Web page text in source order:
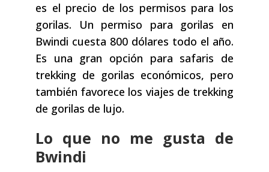
es el precio de los permisos para los
gorilas. Un permiso para gorilas en
Bwindi cuesta 800 dólares todo el año.
Es una gran opción para safaris de
trekking de gorilas económicos, pero
también favorece los viajes de trekking
de gorilas de lujo.
Lo que no me gusta de
Bwindi